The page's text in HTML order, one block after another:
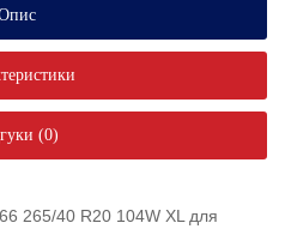
(0)
265/40 R20 104W XL для